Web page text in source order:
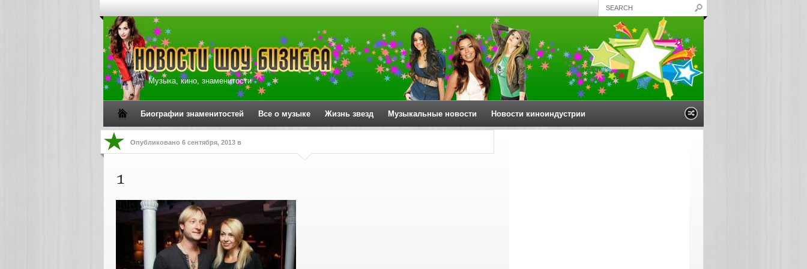
Музыка, кино, знаменитости
Биографии знаменитостей Все о музыке Жизнь звезд Музыкальные новости Новости киноиндустрии
Опубликовано 6 сентября, 2013 в
1